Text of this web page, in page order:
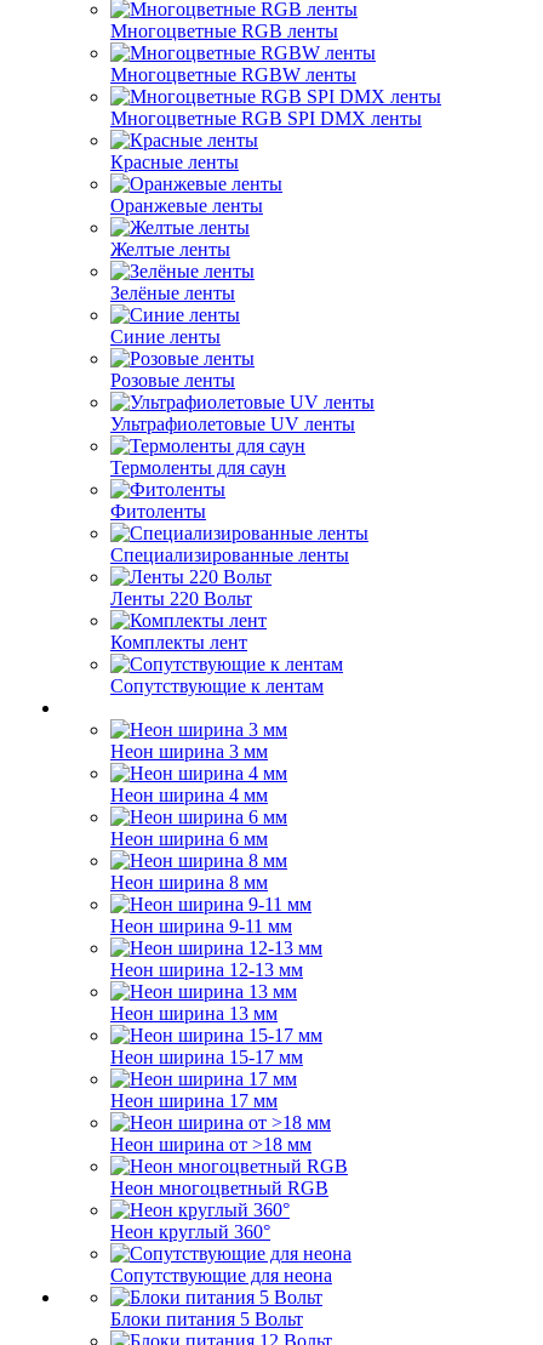
Многоцветные RGB ленты
Многоцветные RGBW ленты
Многоцветные RGB SPI DMX ленты
Красные ленты
Оранжевые ленты
Желтые ленты
Зелёные ленты
Синие ленты
Розовые ленты
Ультрафиолетовые UV ленты
Термоленты для саун
Фитоленты
Специализированные ленты
Ленты 220 Вольт
Комплекты лент
Сопутствующие к лентам
Неон ширина 3 мм
Неон ширина 4 мм
Неон ширина 6 мм
Неон ширина 8 мм
Неон ширина 9-11 мм
Неон ширина 12-13 мм
Неон ширина 13 мм
Неон ширина 15-17 мм
Неон ширина 17 мм
Неон ширина от >18 мм
Неон многоцветный RGB
Неон круглый 360°
Сопутствующие для неона
Блоки питания 5 Вольт